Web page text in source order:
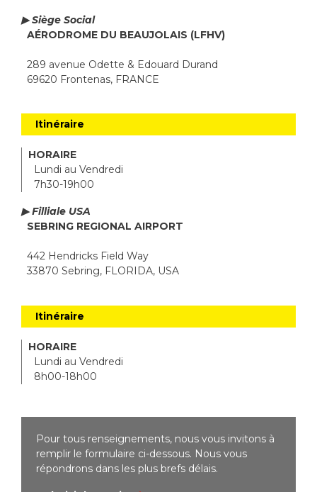
▶ Siège Social
AÉRODROME DU BEAUJOLAIS (LFHV)
289 avenue Odette & Edouard Durand
69620 Frontenas, FRANCE
Itinéraire
HORAIRE
Lundi au Vendredi
7h30-19h00
▶ Filliale USA
SEBRING REGIONAL AIRPORT
442 Hendricks Field Way
33870 Sebring, FLORIDA, USA
Itinéraire
HORAIRE
Lundi au Vendredi
8h00-18h00
Pour tous renseignements, nous vous invitons à
remplir le formulaire ci-dessous. Nous vous
répondrons dans les plus brefs délais.